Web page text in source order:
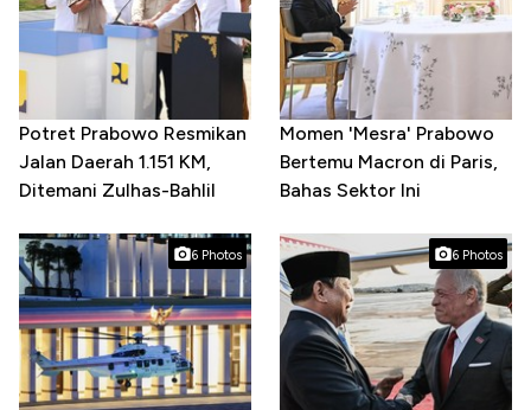
Potret Prabowo Resmikan
Jalan Daerah 1.151 KM,
Ditemani Zulhas-Bahlil
Momen 'Mesra' Prabowo
Bertemu Macron di Paris,
Bahas Sektor Ini
6 Photos 6 Photos